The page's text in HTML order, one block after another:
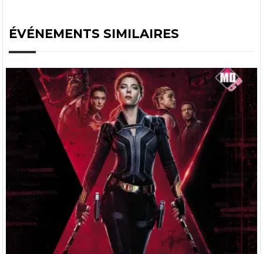
ÉVÉNEMENTS SIMILAIRES